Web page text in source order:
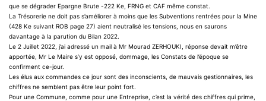
que se dégrader Epargne Brute -222 Ke, FRNG et CAF même constat.
La Trésorerie ne doit pas s’améliorer à moins que les Subventions rentrées pour la Mine
(428 Ke suivant ROB page 27) aient neutralisé les tensions, nous en saurons
davantage à la parution du Bilan 2022.
Le 2 Juillet 2022, j’ai adressé un mail à Mr Mourad ZERHOUKI, réponse devait m’être
apportée, Mr Le Maire s’y est opposé, dommage, les Constats de l’époque se
confirment ce-jour.
Les élus aux commandes ce jour sont des inconscients, de mauvais gestionnaires, les
chiffres ne semblent pas être leur point fort.
Pour une Commune, comme pour une Entreprise, c’est la vérité des chiffres qui prime,